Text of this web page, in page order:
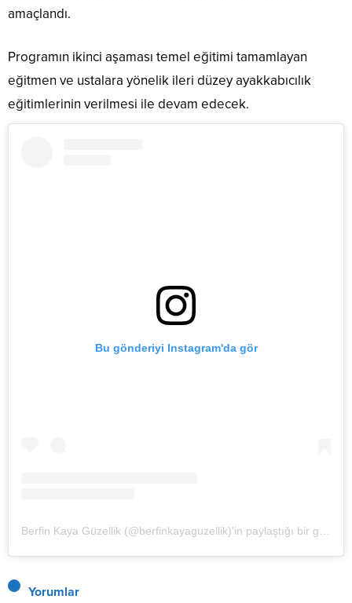
amaçlandı.
Programın ikinci aşaması temel eğitimi tamamlayan
eğitmen ve ustalara yönelik ileri düzey ayakkabıcılık
eğitimlerinin verilmesi ile devam edecek.
Bu gönderiyi Instagram'da gör
Yorumlar